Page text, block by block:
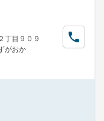
丁目９０９
がおか